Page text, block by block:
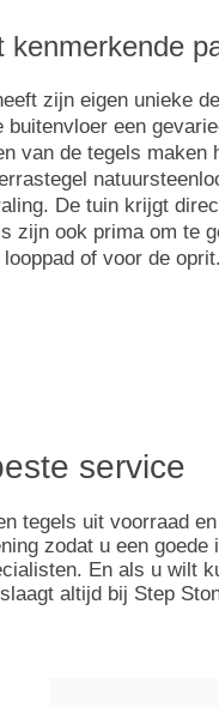
kenmerkende
zijn eigen unieke
buitenvloer een
van de tegels maken
De tuin krijgt
zijn ook prima om te
of voor de oprit.
service
tegels uit voorraad
zodat u een
En als u wilt
altijd bij Step